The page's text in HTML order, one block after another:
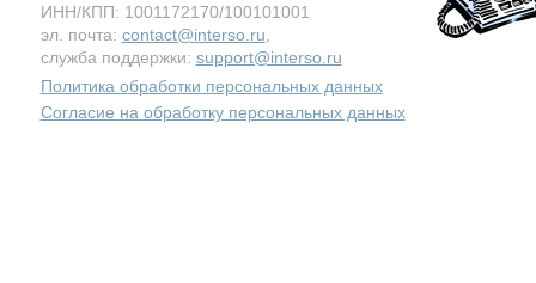
ИНН/КПП: 1001172170/100101001
эл. почта: contact@interso.ru
служба поддержки: support@interso.ru
Политика обработки персональных данных
Согласие на обработку персональных данных